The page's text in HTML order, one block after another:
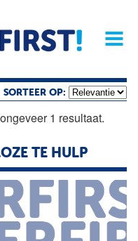
Magazine
SORTEER OP:
1 resultaat.
TE HULP